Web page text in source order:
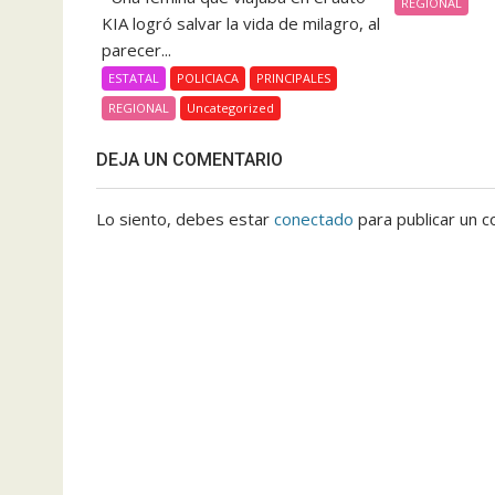
KIA logró salvar la vida de milagro, al
parecer...
ESTATAL POLICIACA
PRINCIPALES
REGIONAL
Uncategorized
DEJA UN COMENTARIO
Lo siento, debes estar conectado para publicar un